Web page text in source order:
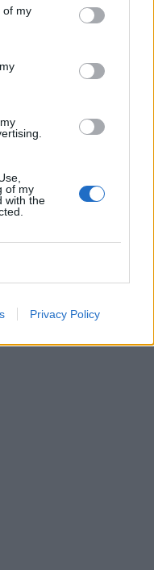
of my
of my
with the
Privacy Policy
01:16
dall'ex compagna
ai giornalisti